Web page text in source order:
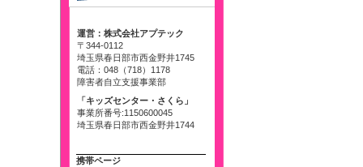
運営：株式会社アプテック
〒344-0112
埼玉県春日部市西金野井1745
電話：048（718）1178
障害者自立支援事業部
「キッズセンター・さくら」
事業所番号:1150600045
埼玉県春日部市西金野井1744
携帯ページ